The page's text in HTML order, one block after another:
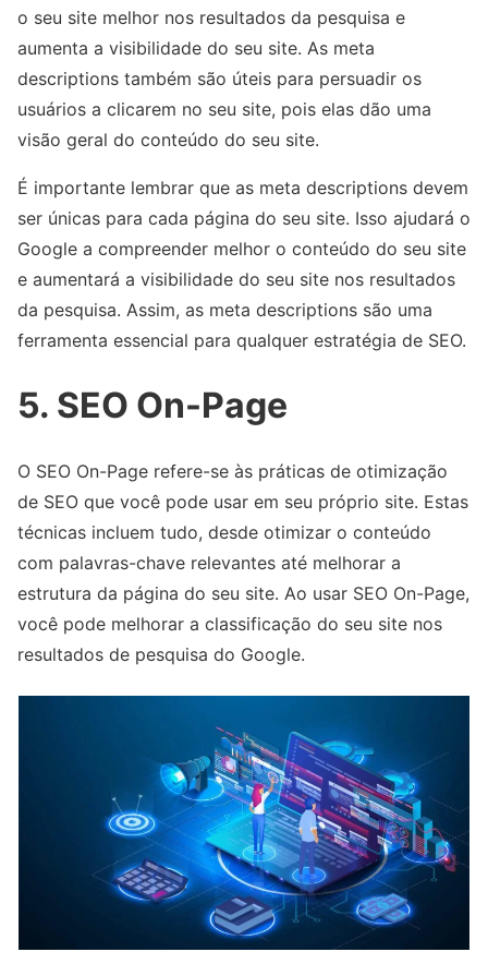
o seu site melhor nos resultados da pesquisa e
aumenta a visibilidade do seu site. As meta
descriptions também são úteis para persuadir os
usuários a clicarem no seu site, pois elas dão uma
visão geral do conteúdo do seu site.
É importante lembrar que as meta descriptions devem
ser únicas para cada página do seu site. Isso ajudará o
Google a compreender melhor o conteúdo do seu site
e aumentará a visibilidade do seu site nos resultados
da pesquisa. Assim, as meta descriptions são uma
ferramenta essencial para qualquer estratégia de SEO.
5. SEO On-Page
O SEO On-Page refere-se às práticas de otimização
de SEO que você pode usar em seu próprio site. Estas
técnicas incluem tudo, desde otimizar o conteúdo
com palavras-chave relevantes até melhorar a
estrutura da página do seu site. Ao usar SEO On-Page,
você pode melhorar a classificação do seu site nos
resultados de pesquisa do Google.